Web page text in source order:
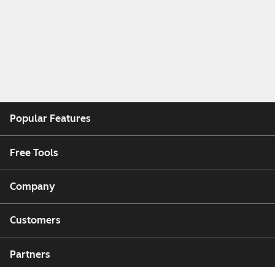
Popular Features
Free Tools
Company
Customers
Partners